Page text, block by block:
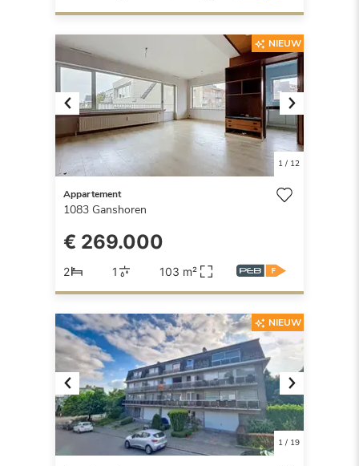
Previous Next
1/ 12
NIEUW
Appartement
1083 Ganshoren
€ 269.000
2 1 103 m²
Previous Next
1/ 19
NIEUW